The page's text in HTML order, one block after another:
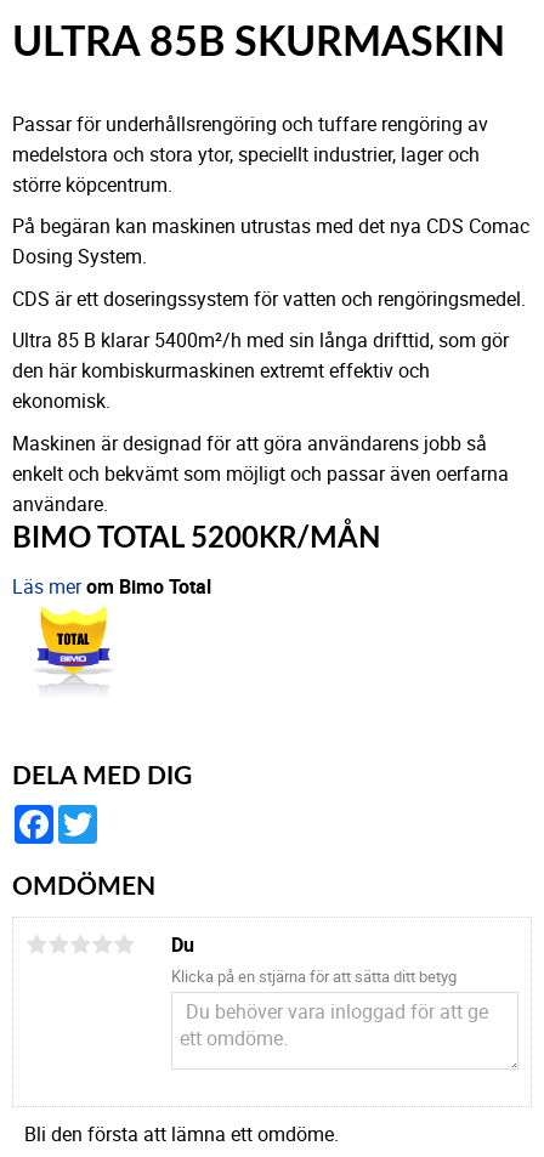
ULTRA 85B SKURMASKIN
Passar för underhållsrengöring och tuffare rengöring av
medelstora och stora ytor, speciellt industrier, lager och
större köpcentrum.
På begäran kan maskinen utrustas med det nya CDS Comac
Dosing System.
CDS är ett doseringssystem för vatten och rengöringsmedel.
Ultra 85 B klarar 5400m²/h med sin långa drifttid, som gör
den här kombiskurmaskinen extremt effektiv och
ekonomisk.
Maskinen är designad för att göra användarens jobb så
enkelt och bekvämt som möjligt och passar även oerfarna
användare.
BIMO TOTAL 5200KR/MÅN
Läs merom Bimo Total
DELA MED DIG
Facebook
OMDÖMEN
Du
Klicka på en stjärna för att sätta ditt betyg
Bli den första att lämna ett omdöme.